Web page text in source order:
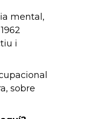
mental,
i
sobre